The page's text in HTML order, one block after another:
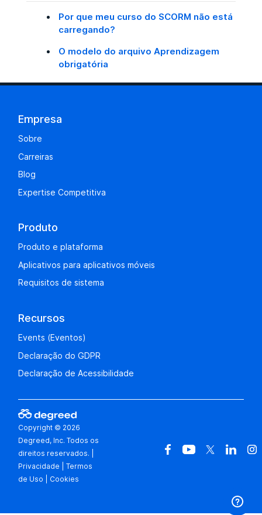
Por que meu curso do SCORM não está
carregando?
O modelo do arquivo Aprendizagem
obrigatória
Empresa
Sobre
Carreiras
Blog
Expertise Competitiva
Produto
Produto e plataforma
Aplicativos para aplicativos móveis
Requisitos de sistema
Recursos
Events (Eventos)
Declaração do GDPR
Declaração de Acessibilidade
Copyright © 2026
Degreed, Inc. Todos os
direitos reservados.
Privacidade |Termos
de Uso
Cookies